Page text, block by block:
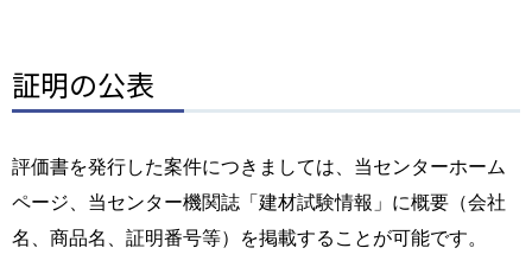
証明の公表
評価書を発行した案件につきましては、当センターホーム
ページ、当センター機関誌「建材試験情報」に概要（会社
名、商品名、証明番号等）を掲載することが可能です。